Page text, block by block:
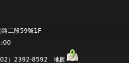
路二段59號1F
~ 21:00
）2392-8592 地圖